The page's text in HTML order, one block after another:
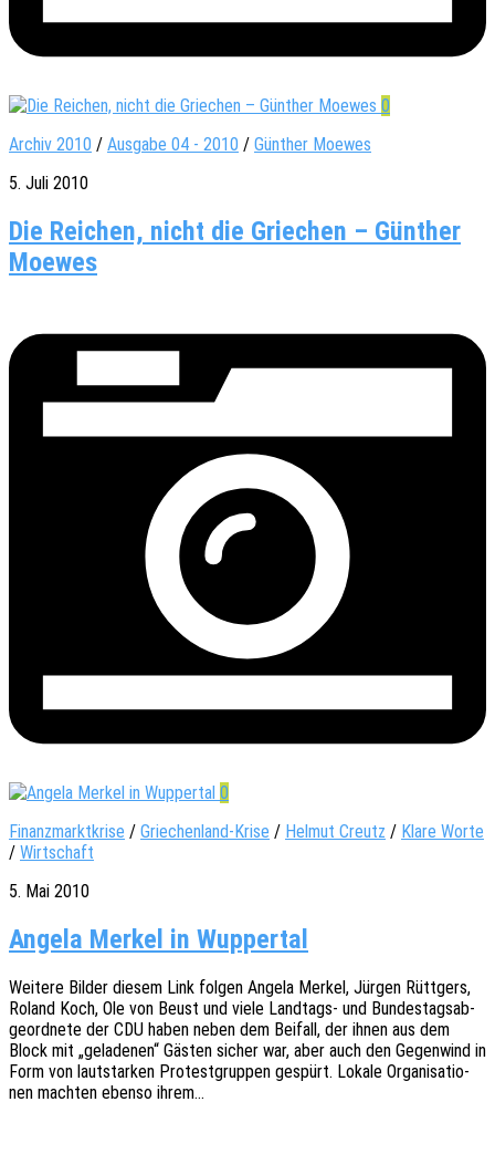
0
Archiv 2010 / Ausgabe 04 - 2010 / Günther Moewes
5. Juli 2010
Die Reichen, nicht die Griechen – Günther
Moewes
0
Finanzmarktkrise / Griechenland-Krise / Helmut Creutz / Klare Worte
/ Wirtschaft
5. Mai 2010
Angela Merkel in Wuppertal
Weite­re Bilder diesem Link folgen Angela Merkel, Jürgen Rütt­gers,
Roland Koch, Ole von Beust und viele Land­­tags- und Bundes­tags­ab­
ge­ord­ne­te der CDU haben neben dem Beifall, der ihnen aus dem
Block mit „gela­de­nen“ Gästen sicher war, aber auch den Gegen­wind in
Form von laut­star­ken Protest­grup­pen gespürt. Lokale Orga­ni­sa­tio­
nen mach­ten ebenso ihrem…